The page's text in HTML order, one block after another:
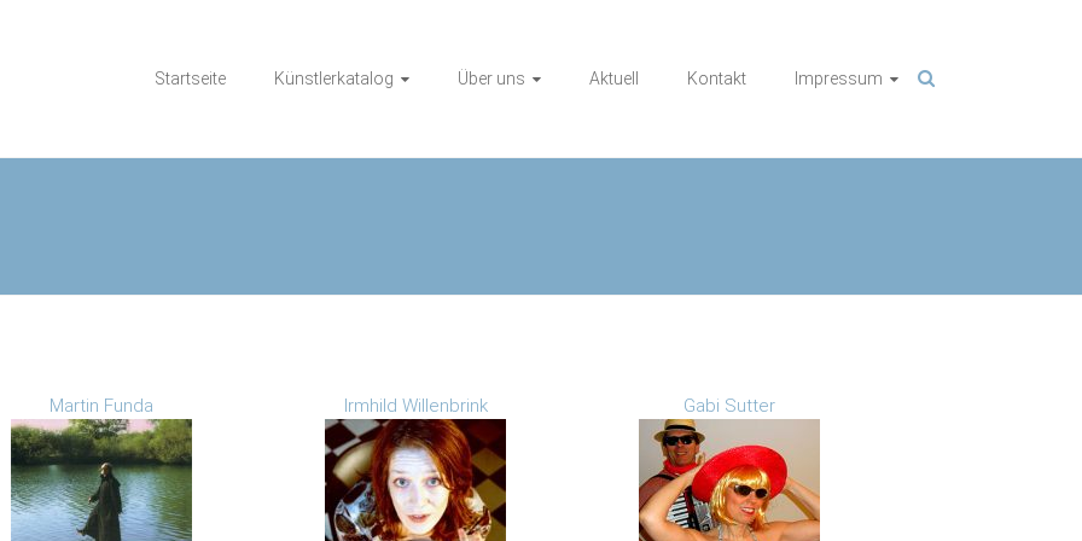
Startseite Künstlerkatalog Über uns Aktuell Kontakt Impressum
Martin Funda Irmhild Willenbrink Gabi Sutter